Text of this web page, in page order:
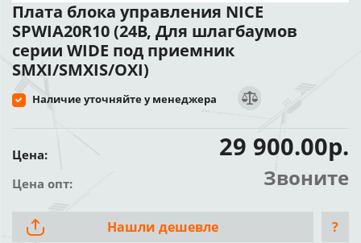
Плата блока управления NICE
SPWIA20R10 (24В, Для шлагбаумов
серии WIDE под приемник
SMXI/SMXIS/OXI)
Наличие уточняйте у менеджера
Цена: 29 900.00р.
Цена опт: Звоните
Нашли дешевле ?